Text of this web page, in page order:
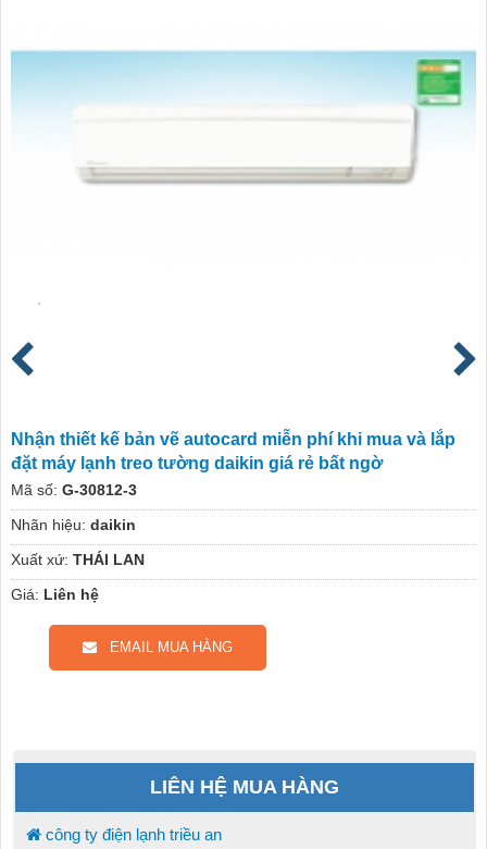
Nhận thiết kế bản vẽ autocard miễn phí khi mua và lắp
đặt máy lạnh treo tường daikin giá rẻ bất ngờ
Mã số: G-30812-3
Nhãn hiệu: daikin
Xuất xứ: THÁI LAN
Giá: Liên hệ
EMAIL MUA HÀNG
LIÊN HỆ MUA HÀNG
công ty điện lạnh triều an